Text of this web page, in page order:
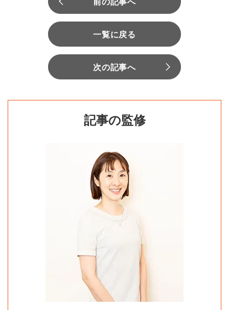
一覧に戻る
次の記事へ
記事の監修